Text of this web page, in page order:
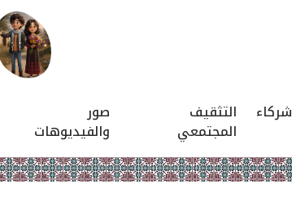
شركاء التثقيف
المجتمعي
صور
والفيديوهات